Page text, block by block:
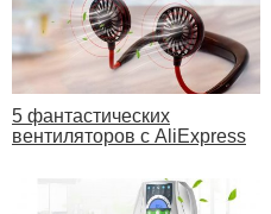
5 фантастических
вентиляторов с AliExpress